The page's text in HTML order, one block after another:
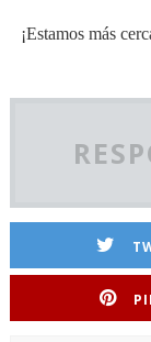
¡Estamos más